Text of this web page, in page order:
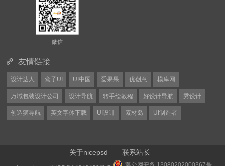
微信
友情链接
设计达人 盒子UI UI中国 爱果果 优创意 模库网
万域包装设计公司 设计导航 转手绘教程 好设计导航 秀设计
创造狮导航 英文字体下载 UI设计 素材岛 UI制造者
关于nicepsd 联系站长